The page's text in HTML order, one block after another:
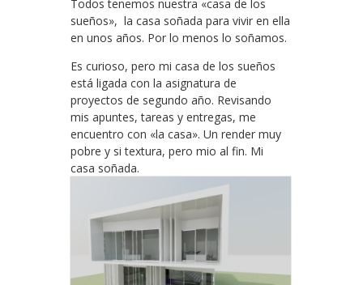
Todos tenemos nuestra «casa de los
sueños», la casa soñada para vivir en ella
en unos años. Por lo menos lo soñamos.
Es curioso, pero mi casa de los sueños
está ligada con la asignatura de
proyectos de segundo año. Revisando
mis apuntes, tareas y entregas, me
encuentro con «la casa». Un render muy
pobre y si textura, pero mio al fin. Mi
casa soñada.